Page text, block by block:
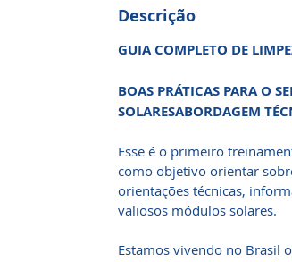
Descrição
GUIA COMPLETO DE
BOAS PRÁTICAS PARA O
SOLARESABORDAGEM
Esse é o primeiro
como objetivo orientar
orientações técnicas,
valiosos módulos solares.
Estamos vivendo no Brasil